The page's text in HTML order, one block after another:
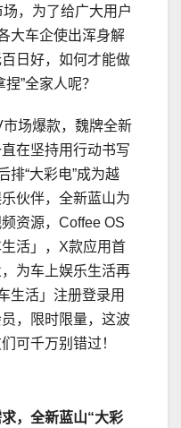
，为了给广大用户
大车企使出浑身解
日好，如何才能做
”全家人呢？
场爆款，魏牌全新
在坚持用行动书写
排“大彩电”成为越
伙伴，全新蓝山为
资源，Coffee OS
活」，X款应用首
为车上娱乐生活再
生活」注册登录用
，限时限量，这波
可千万别错过！
，全新蓝山“大彩